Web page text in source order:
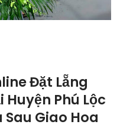
Đặt Lẵng
Phú Lộc
Giao Hoa